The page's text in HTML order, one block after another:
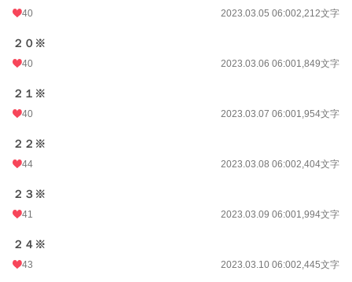
40 2023.03.05 06:002,212文字
２０※
40 2023.03.06 06:001,849文字
２１※
40 2023.03.07 06:001,954文字
２２※
44 2023.03.08 06:002,404文字
２３※
41 2023.03.09 06:001,994文字
２４※
43 2023.03.10 06:002,445文字